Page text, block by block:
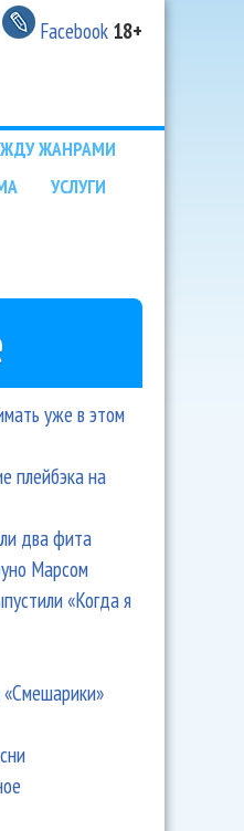
Facebook 18+
ЖАНРАМИ
УСЛУГИ
уже в этом
плейбэка на
два фита
Марсом
«Когда я